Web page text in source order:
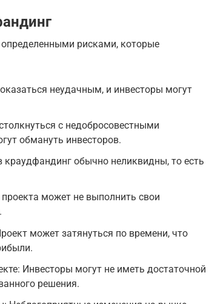
рисками, которые
неудачным, и инвесторы могут
с недобросовестными
обмануть инвесторов.
краудфандинг обычно неликвидны, то есть
может не выполнить свои
может затянуться по времени, что
Инвесторы могут не иметь достаточной
решения.